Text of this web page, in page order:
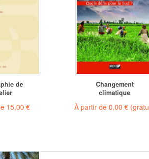
de
15,00 €
Changement
climatique
À partir de 0,00 €